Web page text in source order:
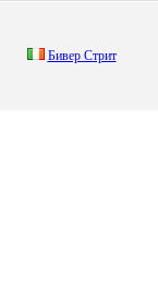
Бивeр Стрит